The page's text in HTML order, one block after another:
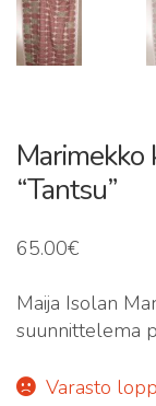
Marimekko
“Tantsu”
65.00€
Maija Isolan
suunnittelema
Varasto